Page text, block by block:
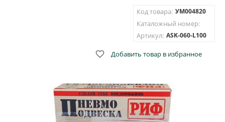
Код товара: УМ004820
Каталожный номер:
Артикул: ASK-060-L100
 Добавить товар в избранное